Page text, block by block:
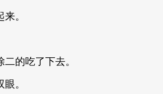
。
的吃了下去。
。